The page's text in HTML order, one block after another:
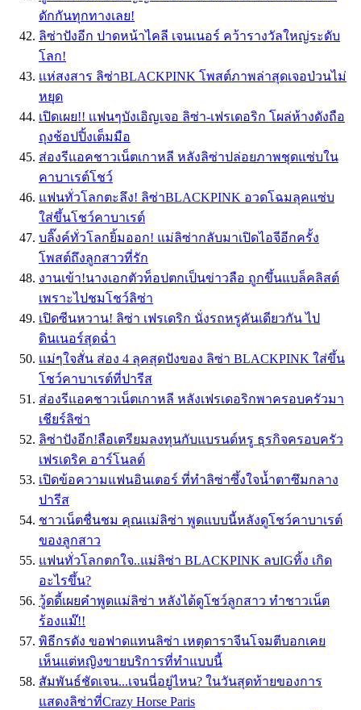
ดักกันทุกทางเลย!
ลิซ่าปังอีก ปาดหน้าไคลี เจนเนอร์ คว้ารางวัลใหญ่ระดับ
โลก!
เเห่สงสาร ลิซ่าBLACKPINK โพสต์ภาพล่าสุดเจอป่วนไม่
หยุด
เปิดเผย!! เเฟนๆบังเอิญเจอ ลิซ่า-เฟรเดอริก โผล่ห้างดังถือ
ถุงช้อปปิ้งเต็มมือ
ส่องรีแอคชาวเน็ตเกาหลี หลังลิซ่าปล่อยภาพชุดแซ่บใน
คาบาเรต์โชว์
แฟนทั่วโลกตะลึง! ลิซ่าBLACKPINK อวดโฉมลุคแซ่บ
ใส่ขึ้นโชว์คาบาเรต์
บลิ๊งค์ทั่วโลกยิ้มออก! แม่ลิซ่ากลับมาเปิดไอจีอีกครั้ง
โพสต์ถึงลูกสาวที่รัก
งานเข้า!นางเอกตัวท็อปตกเป็นข่าวลือ ถูกขึ้นแบล็คลิสต์
เพราะไปชมโชว์ลิซ่า
เปิดซีนหวาน! ลิซ่า เฟรเดริก นั่งรถหรูคันเดียวกัน ไป
ดินเนอร์สุดฉ่ำ
เเม่ๆใจสั่น ส่อง 4 ลุคสุดปังของ ลิซ่า BLACKPINK ใส่ขึ้น
โชว์คาบาเรต์ที่ปารีส
ส่องรีแอคชาวเน็ตเกาหลี หลังเฟรเดอริกพาครอบครัวมา
เชียร์ลิซ่า
ลิซ่าปังอีก!ลือเตรียมลงทุนกับแบรนด์หรู ธุรกิจครอบครัว
เฟรเดริค อาร์โนลด์
เปิดข้อความแฟนอินเตอร์ ที่ทำลิซ่าซึ้งใจน้ำตาซึมกลาง
ปารีส
ชาวเน็ตชื่นชม คุณเเม่ลิซ่า พูดเเบบนี้หลังดูโชว์คาบาเรต์
ของลูกสาว
แฟนทั่วโลกตกใจ..แม่ลิซ่า BLACKPINK ลบIGทิ้ง เกิด
อะไรขึ้น?
วู้ดดี้เผยคำพูดแม่ลิซ่า หลังได้ดูโชว์ลูกสาว ทำชาวเน็ต
ร้องแม๊!!
พิธีกรดัง ขอฟาดแทนลิซ่า เหตุดาราจีนโจมตีบอกเคย
เห็นแต่หญิงขายบริการที่ทำแบบนี้
สัมพันธ์ชัดเจน...เจนนี่อยู่ไหน? ในวันสุดท้ายของการ
แสดงลิซ่าที่Crazy Horse Paris